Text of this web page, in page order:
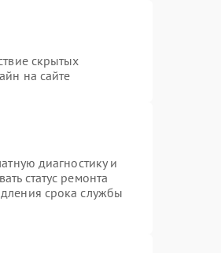
скрытых
на сайте
диагностику и
статус ремонта
срока службы